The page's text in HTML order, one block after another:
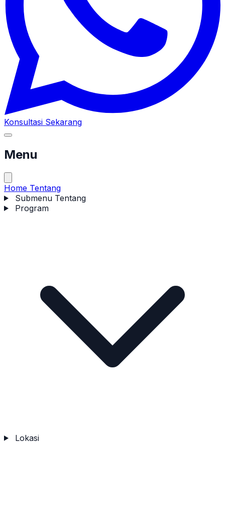
Konsultasi Sekarang
Menu
Home Tentang
Submenu Tentang
Program
Lokasi